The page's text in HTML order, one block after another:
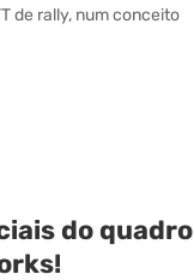
de rally, num conceito
do quadro